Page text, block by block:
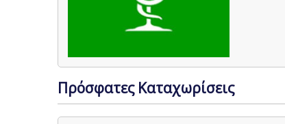
Πρόσφατες Καταχωρίσεις